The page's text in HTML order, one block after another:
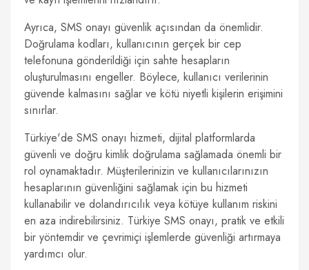
Ayrıca, SMS onayı güvenlik açısından da önemlidir.
Doğrulama kodları, kullanıcının gerçek bir cep
telefonuna gönderildiği için sahte hesapların
oluşturulmasını engeller. Böylece, kullanıcı verilerinin
güvende kalmasını sağlar ve kötü niyetli kişilerin erişimini
sınırlar.
Türkiye'de SMS onayı hizmeti, dijital platformlarda
güvenli ve doğru kimlik doğrulama sağlamada önemli bir
rol oynamaktadır. Müşterilerinizin ve kullanıcılarınızın
hesaplarının güvenliğini sağlamak için bu hizmeti
kullanabilir ve dolandırıcılık veya kötüye kullanım riskini
en aza indirebilirsiniz. Türkiye SMS onayı, pratik ve etkili
bir yöntemdir ve çevrimiçi işlemlerde güvenliği artırmaya
yardımcı olur.